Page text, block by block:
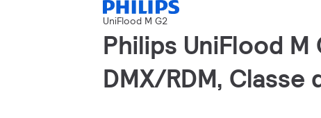
UniFlood M G2
Philips UniFlood M
DMX/RDM, Classe